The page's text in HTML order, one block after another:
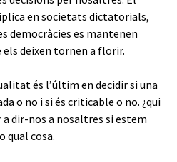
en societats dictatorials,
democràcies es mantenen
deixen tornen a florir.
és l’últim en decidir si una
o no i si és criticable o no. ¿qui
dir-nos a nosaltres si estem
qual cosa.